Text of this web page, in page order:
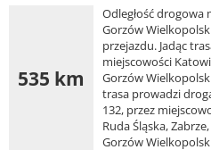
535 km
Odległość drogowa
Gorzów
przejazdu. Jadąc
miejscowości
Gorzów
trasa prowadzi
132, przez
Ruda Śląska,
Gorzów